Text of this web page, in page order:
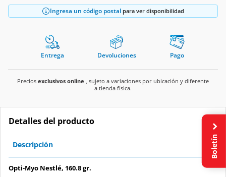
Ingresa un código postal para ver disponibilidad
Entrega Devoluciones Pago
Precios exclusivos online , sujeto a variaciones por ubicación y diferente
a tienda física.
Detalles del producto
Descripción
Opti-Myo Nestlé, 160.8 gr.
Boletín